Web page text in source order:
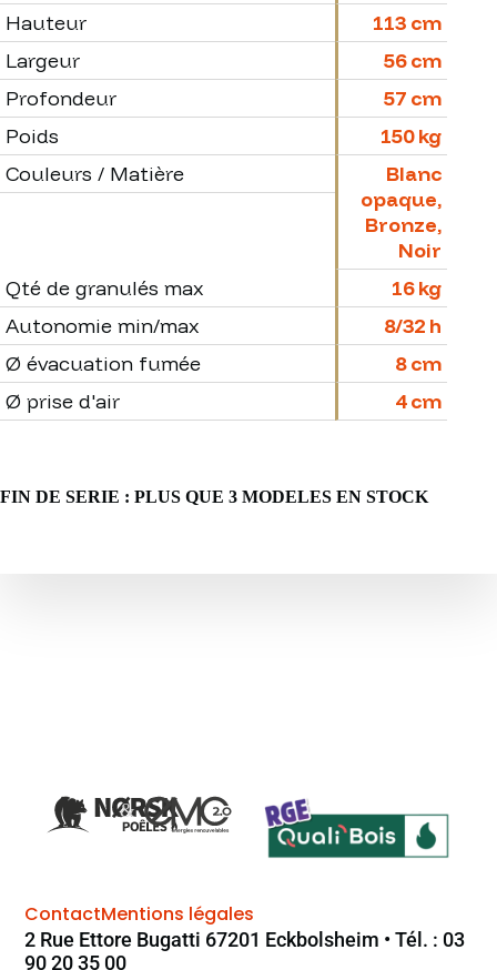
Hauteur
113 cm
Largeur
56 cm
Profondeur
57 cm
Poids
150 kg
Couleurs / Matière
Blanc
opaque,
Bronze,
Noir
Qté de granulés max
16 kg
Autonomie min/max
8/32 h
Ø évacuation fumée
8 cm
Ø prise d'air
4 cm
FIN DE SERIE : PLUS QUE 3 MODELES EN STOCK
ContactMentions légales
2 Rue Ettore Bugatti 67201 Eckbolsheim • Tél. : 03
90 20 35 00